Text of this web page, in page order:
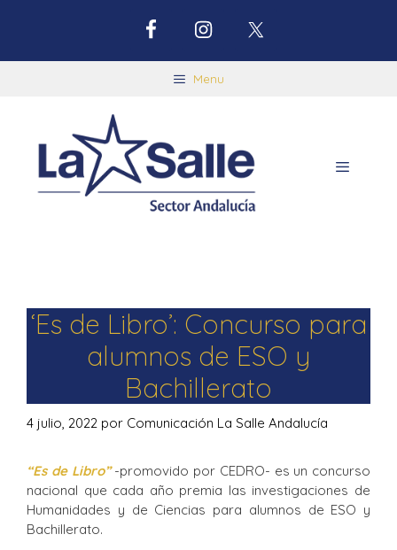
Menu
‘Es de Libro’: Concurso para
alumnos de ESO y
Bachillerato
4 julio, 2022 por Comunicación La Salle Andalucía
“Es de Libro”-promovido por CEDRO- es un concurso
nacional que cada año premia las investigaciones de
Humanidades y de Ciencias para alumnos de ESO y
Bachillerato.